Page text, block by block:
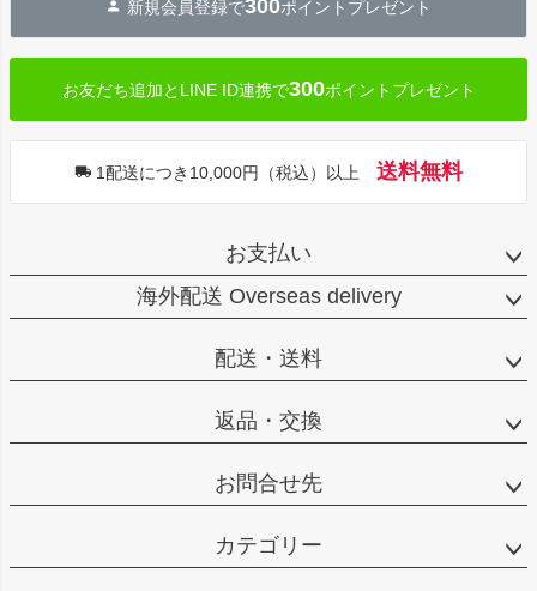
新規会員登録で300ポイントプレゼント
お友だち追加とLINE ID連携で300ポイントプレゼント
1配送につき10,000円（税込）以上 送料無料
お支払い
海外配送 Overseas delivery
配送・送料
返品・交換
お問合せ先
カテゴリー